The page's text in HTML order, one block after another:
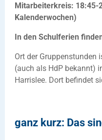
Mitarbeiterkreis: 18:45-
Kalenderwochen)
In den Schulferien
Ort der Gruppenstunden
(auch als HdP bekannt)
Harrislee. Dort befindet
ganz kurz: Das